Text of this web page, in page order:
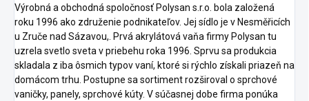
Výrobná a obchodná spoločnosť Polysan s.r.o. bola založená
roku 1996 ako združenie podnikateľov. Jej sídlo je v Nesměřicích
u Zruče nad Sázavou,. Prvá akrylátová vaňa firmy Polysan tu
uzrela svetlo sveta v priebehu roka 1996. Sprvu sa produkcia
skladala z iba ôsmich typov vaní, ktoré si rýchlo získali priazeň na
domácom trhu. Postupne sa sortiment rozširoval o sprchové
vaničky, panely, sprchové kúty. V súčasnej dobe firma ponúka